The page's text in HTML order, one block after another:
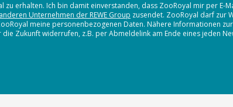
zu erhalten. Ich bin damit einverstanden, dass ZooRoyal mir per E-
anderen Unternehmen der REWE Group zusendet. ZooRoyal darf zur
meine personenbezogenen Daten. Nähere Informationen
Zukunft widerrufen, z.B. per Abmeldelink am Ende eines jeden